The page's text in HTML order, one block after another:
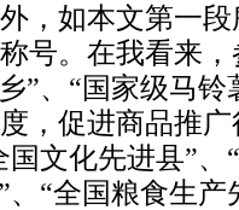
，如本文第一
号。在我看来
”、“国家级马
，促进商品推
国文化先进县”、
、“全国粮食生